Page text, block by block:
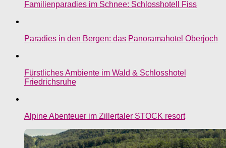
Familienparadies im Schnee: Schlosshotell Fiss
Paradies in den Bergen: das Panoramahotel Oberjoch
Fürstliches Ambiente im Wald & Schlosshotel
Friedrichsruhe
Alpine Abenteuer im Zillertaler STOCK resort